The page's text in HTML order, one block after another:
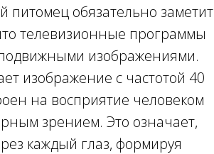
питомец обязательно заметит
телевизионные программы
изображениями.
изображение с частотой 40
на восприятие человеком
зрением. Это означает,
каждый глаз, формируя